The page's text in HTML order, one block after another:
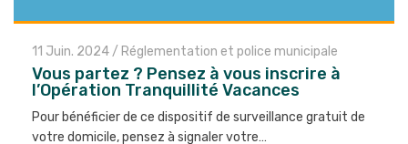
11 Juin. 2024 / Réglementation et police municipale
Vous partez ? Pensez à vous inscrire à
l’Opération Tranquillité Vacances
Pour bénéficier de ce dispositif de surveillance gratuit de
votre domicile, pensez à signaler votre…